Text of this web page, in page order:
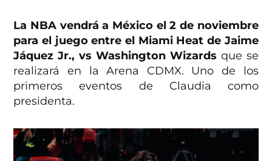
La NBA vendrá a México el 2 de noviembre
para el juego entre el Miami Heat de Jaime
Jáquez Jr., vs Washington Wizards que se
realizará en la Arena CDMX. Uno de los
primeros eventos de Claudia como
presidenta.